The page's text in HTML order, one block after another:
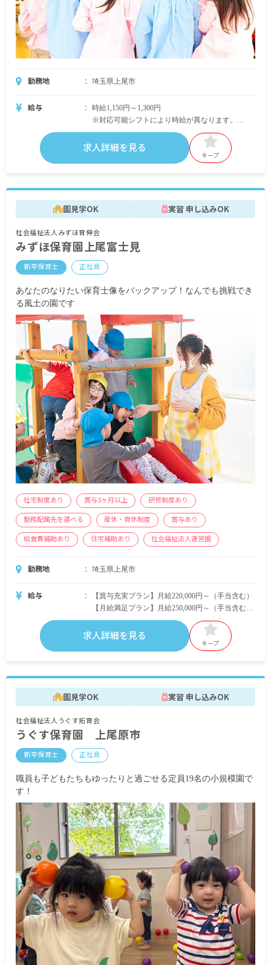
勤務地 埼玉県上尾市
給与
時給1,150円～1,300円
※対応可能シフトにより時給が異なります。
・早番、または遅番フルタイムパート 時給1,200
円
・オールシフト対応可能な方 時給1,250円
・別途支給
時間外手当
通勤交通費全額支給
※試用期間3カ月（労働条件変更なし）
※雇用期間の定めなし
求人詳細を見る
キープ
園見学OK 実習 申し込みOK
社会福祉法人みずほ育伸会
みずほ保育園上尾富士見
新卒保育士 正社員
あなたのなりたい保育士像をバックアップ！なんでも挑戦でき
る風土の園です
社宅制度あり 賞与3ヶ月以上 研修制度あり
勤務配属先を選べる 産休・育休制度 賞与あり
給食費補助あり 住宅補助あり 社会福祉法人運営園
勤務地 埼玉県上尾市
給与
【賞与充実プラン】月給220,000円～（手当含む）
【月給満足プラン】月給250,000円～（手当含む）
※賞与で調整するため年収は同じです。
通勤手当：全額支給
時間外手当
昇給：年1回
賞与：【賞与充実プラン】賞与年2回（4.0カ
月）、【月給満足プラン】賞与年2回
※いずれも2019年度実績
試用期間：3カ月（本採用と条件に変わりなし）
＜年収例＞
1年目312万円～
2年目360万円～
求人詳細を見る
キープ
園見学OK 実習 申し込みOK
社会福祉法人うぐす拓育会
うぐす保育園 上尾原市
新卒保育士 正社員
職員も子どもたちもゆったりと過ごせる定員19名の小規模園で
す！